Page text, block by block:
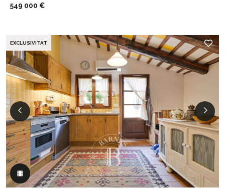
549 000 €
EXCLUSIVITAT